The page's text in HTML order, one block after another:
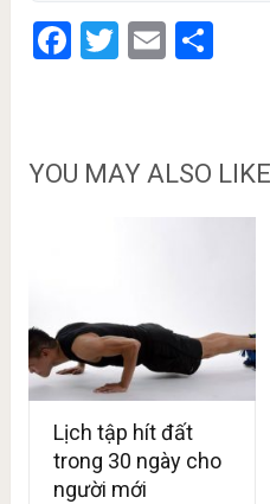
Facebook
Twitter
Email
YOU MAY ALSO LIKE
Lịch tập hít đất
trong 30 ngày cho
người mới